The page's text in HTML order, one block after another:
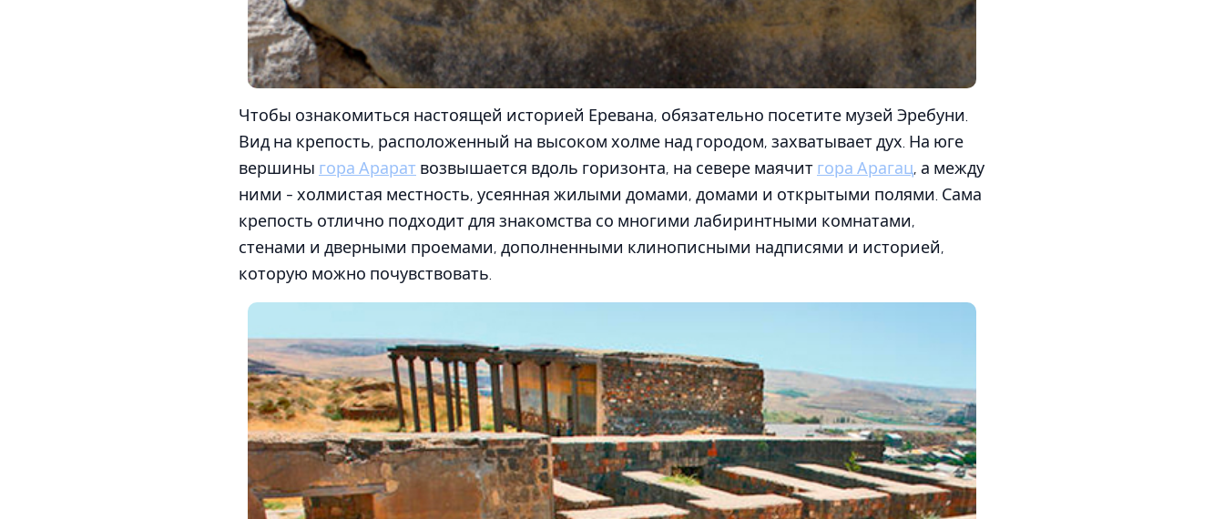
Чтобы ознакомиться настоящей историей Еревана, обязательно посетите музей Эребуни.
Вид на крепость, расположенный на высоком холме над городом, захватывает дух. На юге
вершины гора Арарат возвышается вдоль горизонта, на севере маячит гора Арагац, а между
ними - холмистая местность, усеянная жилыми домами, домами и открытыми полями. Сама
крепость отлично подходит для знакомства со многими лабиринтными комнатами,
стенами и дверными проемами, дополненными клинописными надписями и историей,
которую можно почувствовать.